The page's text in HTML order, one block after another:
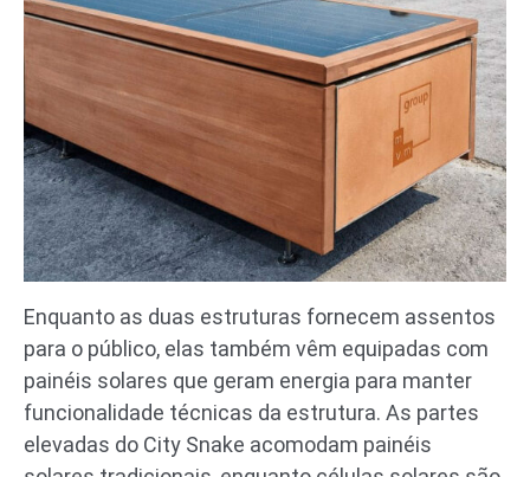
Enquanto as duas estruturas fornecem assentos
para o público, elas também vêm equipadas com
painéis solares que geram energia para manter
funcionalidade técnicas da estrutura. As partes
elevadas do City Snake acomodam painéis